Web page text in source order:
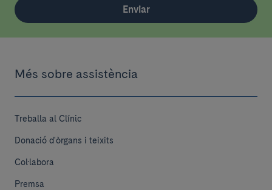
Enviar
Més sobre assistència
Treballa al Clínic
Donació d'òrgans i teixits
Col·labora
Premsa